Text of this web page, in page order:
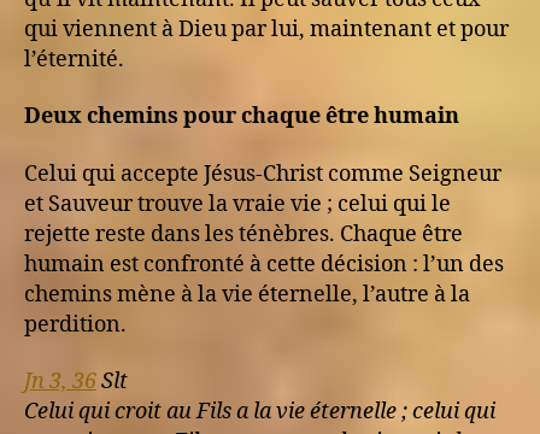
qui viennent à Dieu par lui, maintenant et pour
l’éternité.
Deux chemins pour chaque être humain
Celui qui accepte Jésus-Christ comme Seigneur
et Sauveur trouve la vraie vie ; celui qui le
rejette reste dans les ténèbres. Chaque être
humain est confronté à cette décision : l’un des
chemins mène à la vie éternelle, l’autre à la
perdition.
Jn 3, 36Slt
Celui qui croit au Fils a la vie éternelle ; celui qui